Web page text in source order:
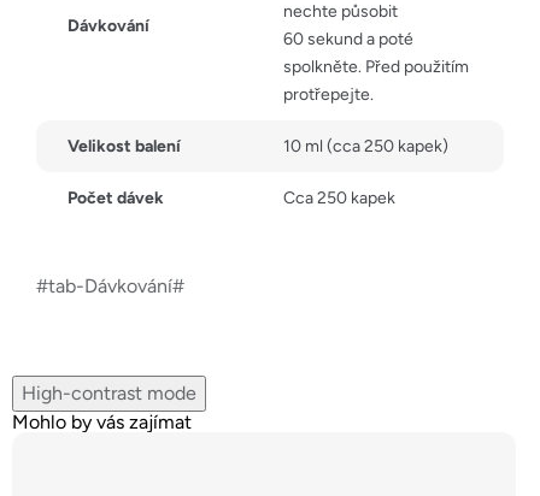
Dávkování
nechte působit
60 sekund a poté
spolkněte. Před použitím
protřepejte.
Velikost balení 10 ml (cca 250 kapek)
Počet dávek Cca 250 kapek
#tab-Dávkování#
High-contrast mode
Mohlo by vás zajímat